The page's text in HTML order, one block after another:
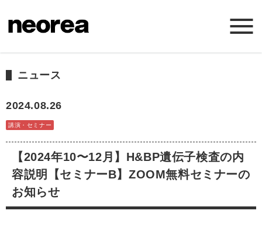
ニュース
サービス
会社概要
ニュース
2024.08.26
講演・セミナー
【2024年10〜12月】H&BP遺伝子検査の内
容説明【セミナーB】ZOOM無料セミナーの
お知らせ